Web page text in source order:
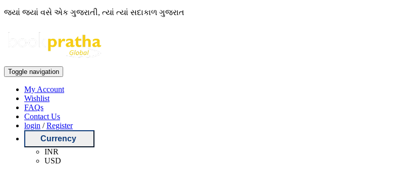
જ્યાં જ્યાં વસે એક ગુજરાતી, ત્યાં ત્યાં સદાકાળ ગુજરાત
Toggle navigation
My Account
Wishlist
FAQs
Contact Us
login /Register
Currency
INR
USD